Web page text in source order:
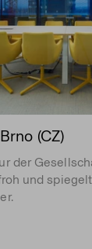
(CZ)
der
und